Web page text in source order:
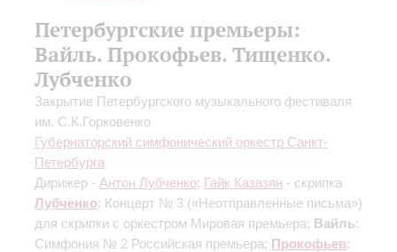
Петербургские премьеры:
Вайль. Прокофьев. Тищенко.
Лубченко
Закрытие Петербургского музыкального фестиваля
им. С.К.Горковенко
Губернаторский симфонический оркестр Санкт-
Петербурга
Дирижер - Антон Лубченко; Гайк Казазян - скрипка
Лубченко: Концерт № 3 («Неотправленные письма»)
для скрипки с оркестром Мировая премьера; Вайль:
Симфония № 2 Российская премьера; Прокофьев: